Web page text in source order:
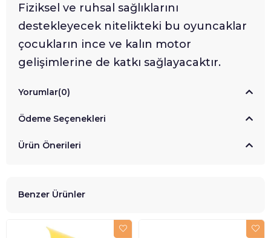
Fiziksel ve ruhsal sağlıklarını
destekleyecek nitelikteki bu oyuncaklar
çocukların ince ve kalın motor
gelişimlerine de katkı sağlayacaktır.
Yorumlar(0)
Ödeme Seçenekleri
Ürün Önerileri
Benzer Ürünler